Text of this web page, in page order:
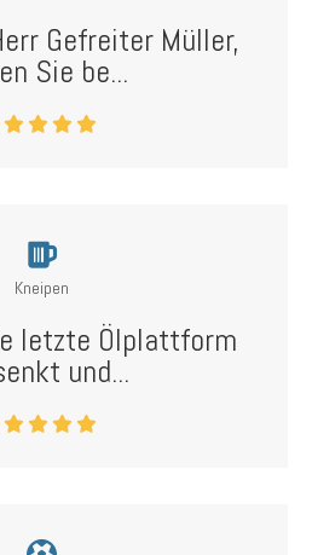
Gefreiter Müller,
Sie be...
Kneipen
letzte Ölplattform
und...